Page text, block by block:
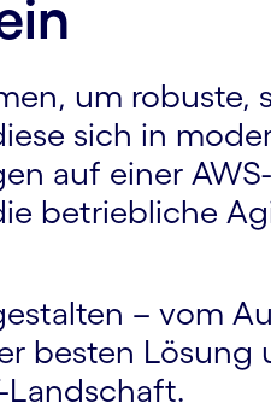
um robuste,
sich in
auf einer
betriebliche
– vom
besten Lösung
Landschaft.